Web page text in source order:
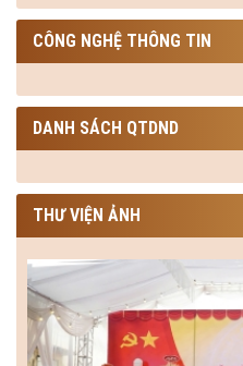
CÔNG NGHỆ THÔNG TIN
DANH SÁCH QTDND
THƯ VIỆN ẢNH